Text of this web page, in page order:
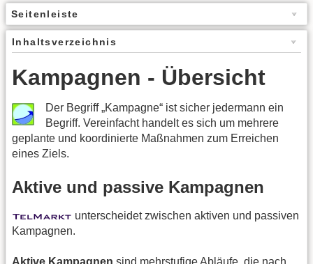
Seitenleiste
Inhaltsverzeichnis
Kampagnen - Übersicht
Der Begriff „Kampagne“ ist sicher jedermann ein
Begriff. Vereinfacht handelt es sich um mehrere
geplante und koordinierte Maßnahmen zum Erreichen
eines Ziels.
Aktive und passive Kampagnen
unterscheidet zwischen aktiven und passiven
Kampagnen.